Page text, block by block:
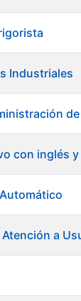
Industriales
con inglés
a